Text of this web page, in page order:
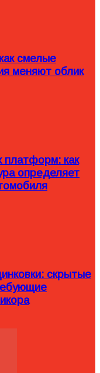
смелые
меняют облик
как
определяет
скрытые